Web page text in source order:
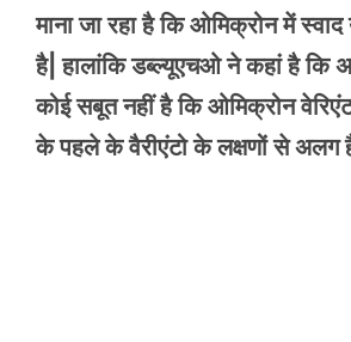
माना जा रहा है कि ओमिक्रोन में स्वाद
है| हालांकि डब्ल्यूएचओ ने कहां है कि
कोई सबूत नहीं है कि ओमिक्रोन
के पहले के वैरीएंटो के लक्षणों से अलग